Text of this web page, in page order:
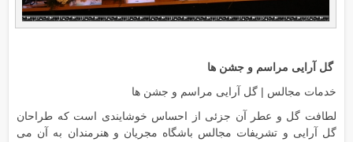
گل آرایی مراسم و جشن ها
خدمات مجالس | گل آرایی مراسم و جشن ها
لطافت گل و عطر آن جزئی از احساس خوشایندی است که طراحان
گل آرایی و تشریفات مجالس باشگاه مجریان و هنرمندان به آن می